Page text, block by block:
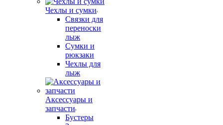
Чехлы и сумки
Связки для
переноски
лыж
Сумки и
рюкзаки
Чехлы для
лыж
Аксессуары и
запчасти
Бустеры